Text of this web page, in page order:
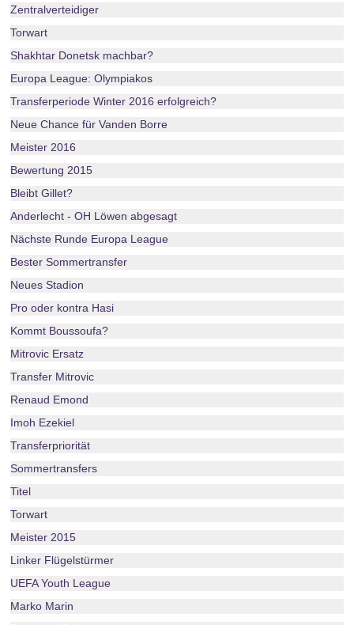
Zentralverteidiger
Torwart
Shakhtar Donetsk machbar?
Europa League: Olympiakos
Transferperiode Winter 2016 erfolgreich?
Neue Chance für Vanden Borre
Meister 2016
Bewertung 2015
Bleibt Gillet?
Anderlecht - OH Löwen abgesagt
Nächste Runde Europa League
Bester Sommertransfer
Neues Stadion
Pro oder kontra Hasi
Kommt Boussoufa?
Mitrovic Ersatz
Transfer Mitrovic
Renaud Emond
Imoh Ezekiel
Transferpriorität
Sommertransfers
Titel
Torwart
Meister 2015
Linker Flügelstürmer
UEFA Youth League
Marko Marin